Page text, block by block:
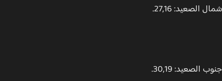
الصعيد: 27,16.
الصعيد: 30,19.